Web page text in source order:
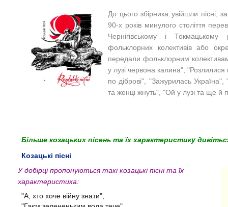
До цього збірника увійшли пісні,
90-х років минулого століття
Чернігівському і Токмацькому
фольклорних колективів або
передали фольклорним
у лузі червона калина", "Розлилися
по діброві", "Зажурилась
та женці жнуть", "Ой у лузі та ще й
Більше козацьких пісень та їх характеристику
Козацькі пісні
У добірці пропонуються такі козацькі пісні та їх
характеристика:
"А, хто хоче війну знати",